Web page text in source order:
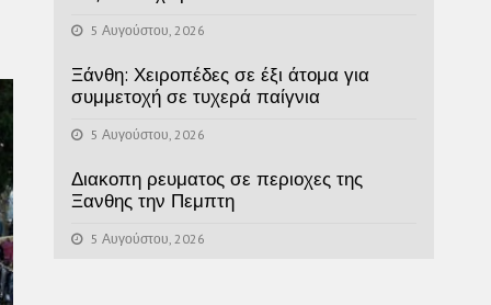
5 Αυγούστου, 2026
Ξάνθη: Χειροπέδες σε έξι άτομα για
συμμετοχή σε τυχερά παίγνια
5 Αυγούστου, 2026
Διακοπη ρευματος σε περιοχες της
Ξανθης την Πεμπτη
5 Αυγούστου, 2026